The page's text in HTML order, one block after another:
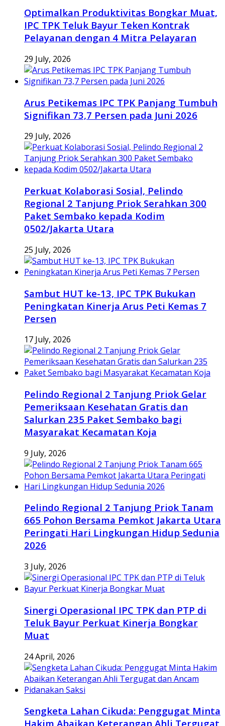
Optimalkan Produktivitas Bongkar Muat,
IPC TPK Teluk Bayur Teken Kontrak
Pelayanan dengan 4 Mitra Pelayaran
29 July, 2026
Arus Petikemas IPC TPK Panjang Tumbuh
Signifikan 73,7 Persen pada Juni 2026
29 July, 2026
Perkuat Kolaborasi Sosial, Pelindo
Regional 2 Tanjung Priok Serahkan 300
Paket Sembako kepada Kodim
0502/Jakarta Utara
25 July, 2026
Sambut HUT ke-13, IPC TPK Bukukan
Peningkatan Kinerja Arus Peti Kemas 7
Persen
17 July, 2026
Pelindo Regional 2 Tanjung Priok Gelar
Pemeriksaan Kesehatan Gratis dan
Salurkan 235 Paket Sembako bagi
Masyarakat Kecamatan Koja
9 July, 2026
Pelindo Regional 2 Tanjung Priok Tanam
665 Pohon Bersama Pemkot Jakarta Utara
Peringati Hari Lingkungan Hidup Sedunia
2026
3 July, 2026
Sinergi Operasional IPC TPK dan PTP di
Teluk Bayur Perkuat Kinerja Bongkar
Muat
24 April, 2026
Sengketa Lahan Cikuda: Penggugat Minta
Hakim Abaikan Keterangan Ahli Tergugat